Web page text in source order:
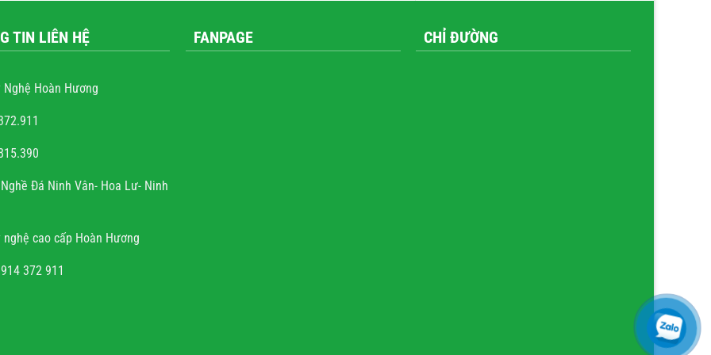
văn trọng
sự tài hoa của người
rất hoan hỉ khi công
hẹn, chất lượng, uy
tín.
TIN LIÊN HỆ
Nghệ Hoàn Hương
Đá Ninh Vân- Hoa Lư- Ninh
nghệ cao cấp Hoàn Hương
372 911
FANPAGE CHỈ ĐƯỜNG